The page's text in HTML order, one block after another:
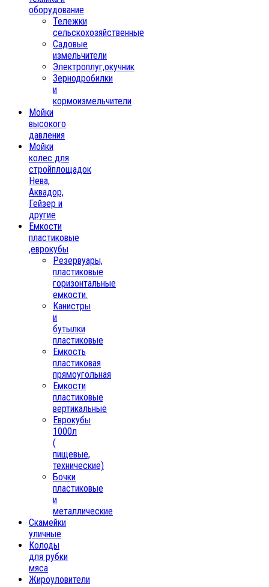
оборудование
Тележки
сельскохозяйственные
Садовые
измельчители
Электроплуг,окучник
Зернодробилки
и
кормоизмельчители
Мойки
высокого
давления
Мойки
колес для
стройплощадок
Нева,
Аквадор,
Гейзер и
другие
Емкости
пластиковые
,еврокубы
Резервуары,
пластиковые
горизонтальные
емкости.
Канистры
и
бутылки
пластиковые
Емкость
пластиковая
прямоугольная
Емкости
пластиковые
вертикальные
Еврокубы
1000л
(
пищевые,
технические)
Бочки
пластиковые
и
металлические
Скамейки
уличные
Колоды
для рубки
мяса
Жироуловители